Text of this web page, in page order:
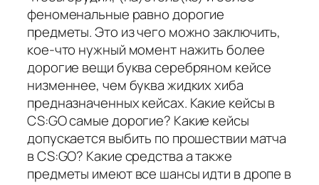
феноменальные равно дорогие
предметы. Это из чего можно заключить,
кое-что нужный момент нажить более
дорогие вещи буква серебряном кейсе
низменнее, чем буква жидких хиба
предназначенных кейсах. Какие кейсы в
CS:GO самые дорогие? Какие кейсы
допускается выбить по прошествии матча
в CS:GO? Какие средства а также
предметы имеют все шансы идти в дропе в